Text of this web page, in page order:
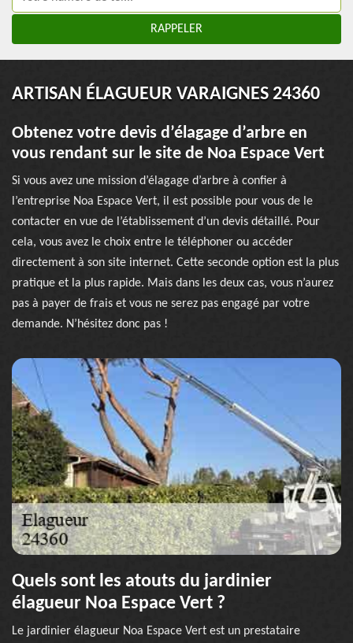
ARTISAN ÉLAGUEUR VARAIGNES 24360
Obtenez votre devis d’élagage d’arbre en
vous rendant sur le site de Noa Espace Vert
Si vous avez une mission d’élagage d’arbre à confier à
l’entreprise Noa Espace Vert, il est possible pour vous de le
contacter en vue de l’établissement d’un devis détaillé. Pour
cela, vous avez le choix entre le téléphoner ou accéder
directement à son site internet. Cette seconde option est la plus
pratique et la plus rapide. Mais dans les deux cas, vous n’aurez
pas à payer de frais et vous ne serez pas engagé par votre
demande. N’hésitez donc pas !
Quels sont les atouts du jardinier
élagueur Noa Espace Vert ?
Le jardinier élagueur Noa Espace Vert est un prestataire